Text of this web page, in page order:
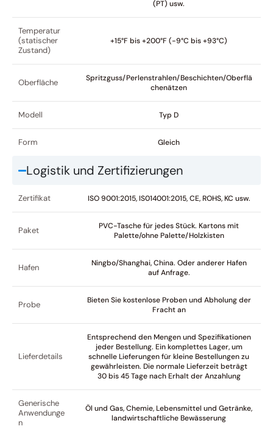
(PT) usw.
Temperatur
(statischer
Zustand)
+15°F bis +200°F (-9°C bis +93°C)
Oberfläche
Spritzguss/Perlenstrahlen/Beschichten/Oberflä
chenätzen
Modell Typ D
Form Gleich
Logistik und Zertifizierungen
Zertifikat ISO 9001:2015, IS014001:2015, CE, ROHS, KC usw.
Paket
PVC-Tasche für jedes Stück. Kartons mit
Palette/ohne Palette/Holzkisten
Hafen
Ningbo/Shanghai, China. Oder anderer Hafen
auf Anfrage.
Probe
Bieten Sie kostenlose Proben und Abholung der
Fracht an
Lieferdetails
Entsprechend den Mengen und Spezifikationen
jeder Bestellung. Ein komplettes Lager, um
schnelle Lieferungen für kleine Bestellungen zu
gewährleisten. Die normale Lieferzeit beträgt
30 bis 45 Tage nach Erhalt der Anzahlung
Generische
Anwendunge
n
Öl und Gas, Chemie, Lebensmittel und Getränke,
landwirtschaftliche Bewässerung